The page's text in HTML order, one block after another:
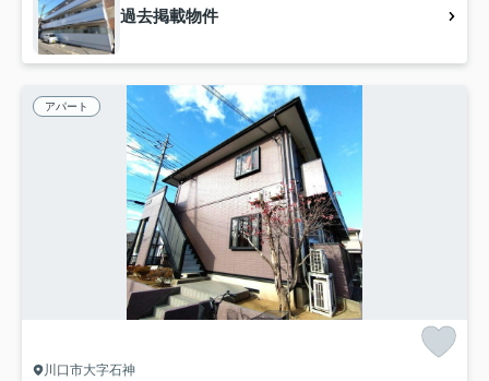
過去掲載物件
アパート
川口市大字石神